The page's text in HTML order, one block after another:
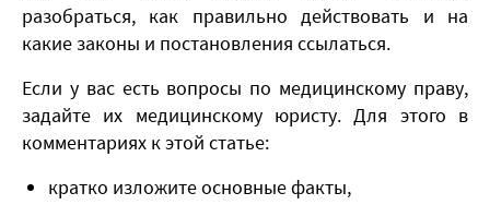
разобраться, как правильно действовать и на
какие законы и постановления ссылаться.
Если у вас есть вопросы по медицинскому праву,
задайте их медицинскому юристу. Для этого в
комментариях к этой статье:
кратко изложите основные факты,